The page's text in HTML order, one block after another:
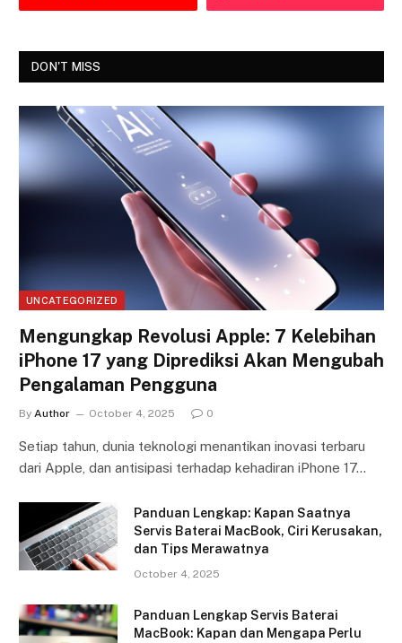
DON'T MISS
UNCATEGORIZED
Mengungkap Revolusi Apple: 7 Kelebihan
iPhone 17 yang Diprediksi Akan Mengubah
Pengalaman Pengguna
By Author October 4, 2025 0
Setiap tahun, dunia teknologi menantikan inovasi terbaru
dari Apple, dan antisipasi terhadap kehadiran iPhone 17…
Panduan Lengkap: Kapan Saatnya
Servis Baterai MacBook, Ciri Kerusakan,
dan Tips Merawatnya
October 4, 2025
Panduan Lengkap Servis Baterai
MacBook: Kapan dan Mengapa Perlu